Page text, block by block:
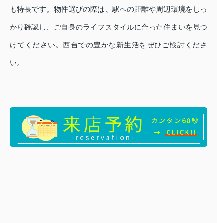
も特長です。物件選びの際は、駅への距離や周辺環境をしっ
かり確認し、ご自身のライフスタイルに合った住まいを見つ
けてください。西台での豊かな新生活をぜひご検討くださ
い。